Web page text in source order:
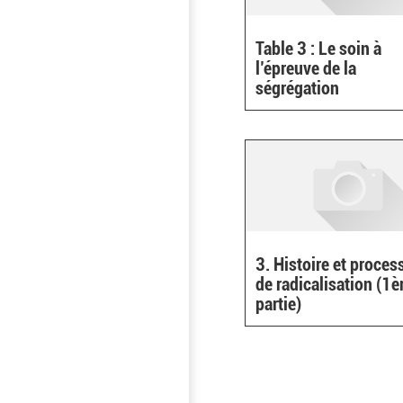
Table 3 : Le soin à
l’épreuve de la
ségrégation
3. Histoire et
de radicalisation
partie)